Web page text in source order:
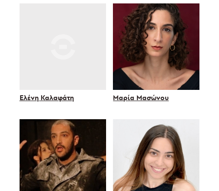
Ελένη Καλαφάτη Μαρία Μασώνου